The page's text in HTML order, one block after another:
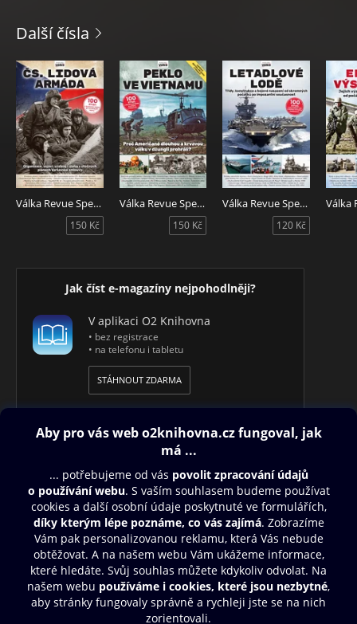
Další čísla
Válka Revue Speciál podzim 2026
150 Kč
Válka Revue Speciál reedice 2026
150 Kč
Válka Revue Speciál léto 2026
120 Kč
Jak číst e-magazíny nejpohodlněji?
V aplikaci O2 Knihovna
• bez registrace
• na telefonu i tabletu
STÁHNOUT ZDARMA
Obsah ke stažení
Moje O2 Knihovna
Další zábava
© O2 Czech Republic a.s.